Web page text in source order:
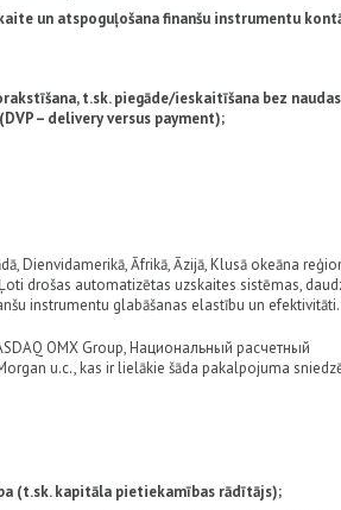
un atspoguļošana finanšu instrumentu
t.sk. piegāde/ieskaitīšana bez naudas
– delivery versus payment);
Dienvidamerikā, Āfrikā, Āzijā, Klusā okeāna
drošas automatizētas uzskaites sistēmas,
instrumentu glabāšanas elastību un efektivitāti.
OMX Group, Национальный расчетный
u.c., kas ir lielākie šāda pakalpojuma
(t.sk. kapitāla pietiekamības rādītājs);